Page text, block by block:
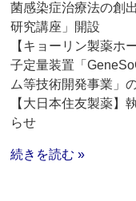
菌感染症治療法の創
研究講座」開設
【キョーリン製薬ホ
子定量装置「
ム等技術開発事業」
【大日本住友製薬】
らせ
続きを読む »